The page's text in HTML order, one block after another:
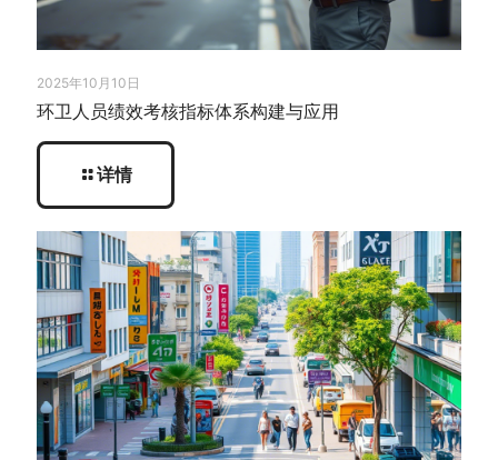
2025年10月10日
环卫人员绩效考核指标体系构建与应用
详情